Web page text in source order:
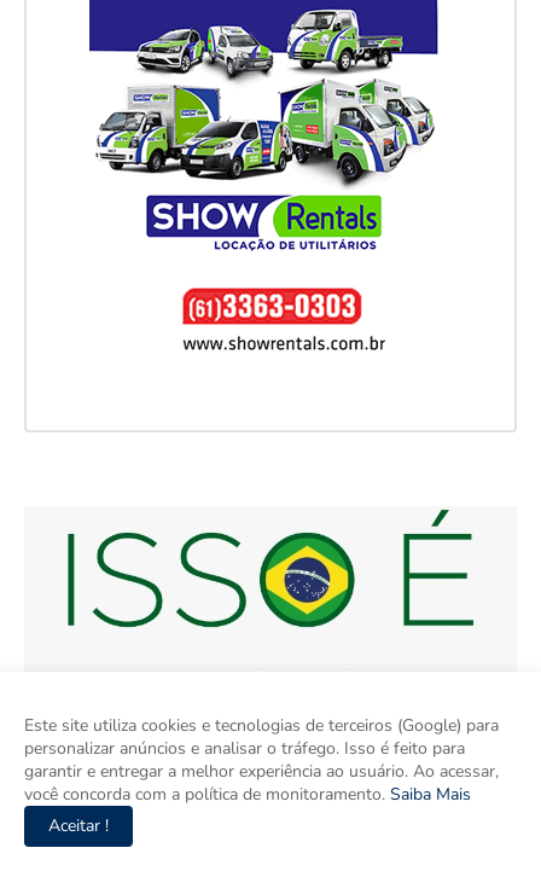
Este site utiliza cookies e tecnologias de terceiros (Google) para
personalizar anúncios e analisar o tráfego. Isso é feito para
garantir e entregar a melhor experiência ao usuário. Ao acessar,
você concorda com a política de monitoramento. Saiba Mais
Aceitar !